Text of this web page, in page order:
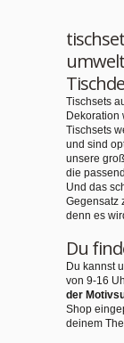
Tischsets
Dekoration
Tischsets
und sind
unsere
die
Und das
Gegensatz
denn es
Du
Du kannst
von 9-16
der
Shop
deinem